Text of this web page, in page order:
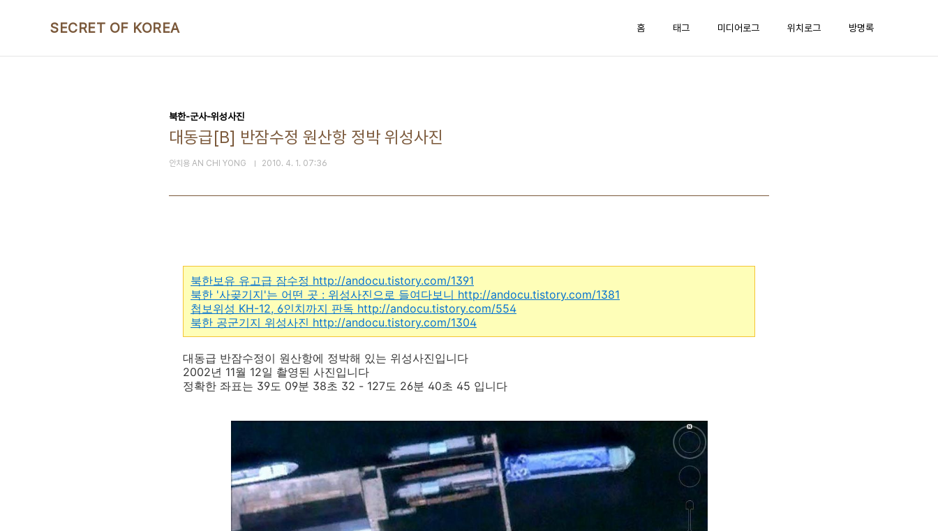
SECRET OF KOREA 홈 태그 미디어로그 위치로그 방명록
북한-군사-위성사진
대동급[B] 반잠수정 원산항 정박 위성사진
안치용 AN CHI YONG 2010. 4. 1. 07:36
북한보유 유고급 잠수정 http://andocu.tistory.com/1391
북한 '사곶기지'는 어떤 곳 : 위성사진으로 들여다보니 http://andocu.tistory.com/1381
첩보위성 KH-12, 6인치까지 판독 http://andocu.tistory.com/554
북한 공군기지 위성사진 http://andocu.tistory.com/1304
대동급 반잠수정이 원산항에 정박해 있는 위성사진입니다
2002년 11월 12일 촬영된 사진입니다
정확한 좌표는 39도 09분 38초 32 - 127도 26분 40초 45 입니다